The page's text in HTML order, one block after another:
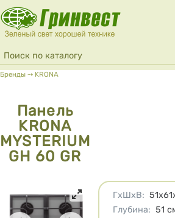
Перейти к основному содержанию
Форма поиска
Поиск
Вы здесь
Бренды ⇢ KRONA
Панель
KRONA
MYSTERIUM
GH 60 GR
ГхШхВ:
Глубина: 51